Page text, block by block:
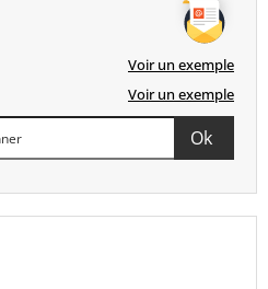
Voir un exemple
Voir un exemple